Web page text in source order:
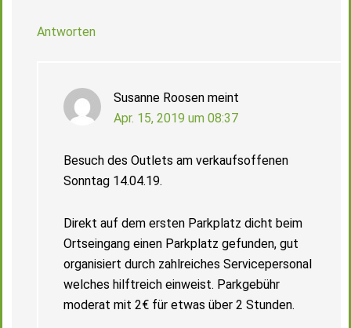
Antworten
Susanne Roosen meint
Apr. 15, 2019 um 08:37
Besuch des Outlets am verkaufsoffenen
Sonntag 14.04.19.
Direkt auf dem ersten Parkplatz dicht beim
Ortseingang einen Parkplatz gefunden, gut
organisiert durch zahlreiches Servicepersonal
welches hilftreich einweist. Parkgebühr
moderat mit 2€ für etwas über 2 Stunden.